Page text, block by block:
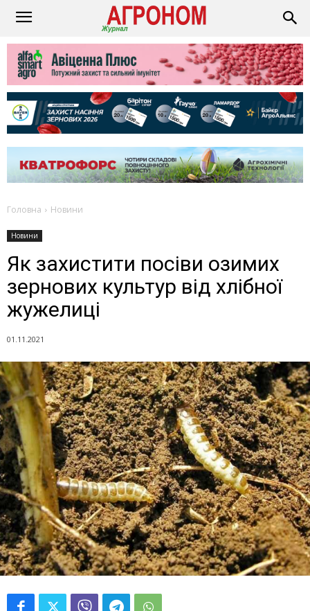
Головна Новини
Новини
Як захистити посіви озимих
зернових культур від хлібної
жужелиці
01.11.2021